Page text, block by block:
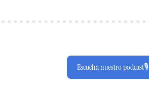
Escucha nuestro podcast🎙️